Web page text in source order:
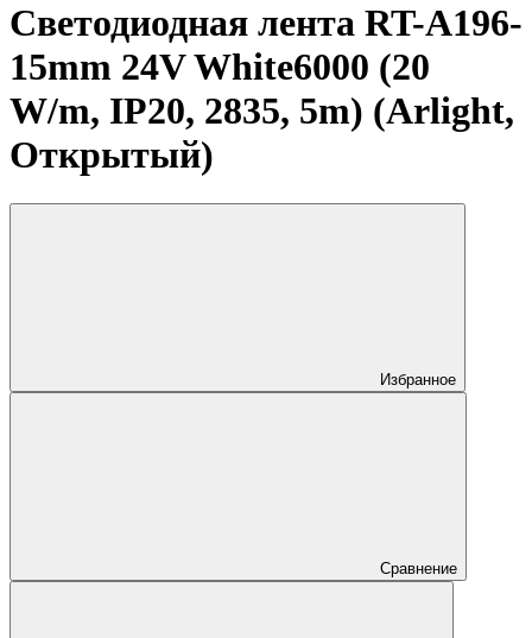
Светодиодная лента RT-A196-
15mm 24V White6000 (20
W/m, IP20, 2835, 5m) (Arlight,
Открытый)
Избранное
Сравнение